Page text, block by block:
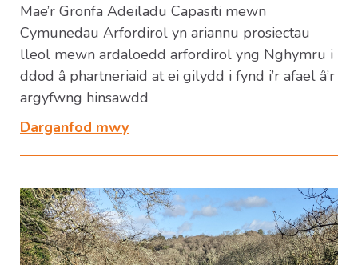
Mae’r Gronfa Adeiladu Capasiti mewn
Cymunedau Arfordirol yn ariannu prosiectau
lleol mewn ardaloedd arfordirol yng Nghymru i
ddod â phartneriaid at ei gilydd i fynd i’r afael â’r
argyfwng hinsawdd
Darganfod mwy